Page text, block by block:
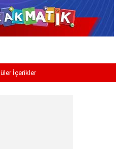
İçerikler